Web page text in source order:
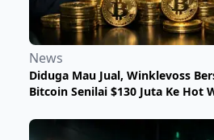
News
Diduga Mau Jual, Winklevoss
Bitcoin Senilai $130 Juta Ke Hot